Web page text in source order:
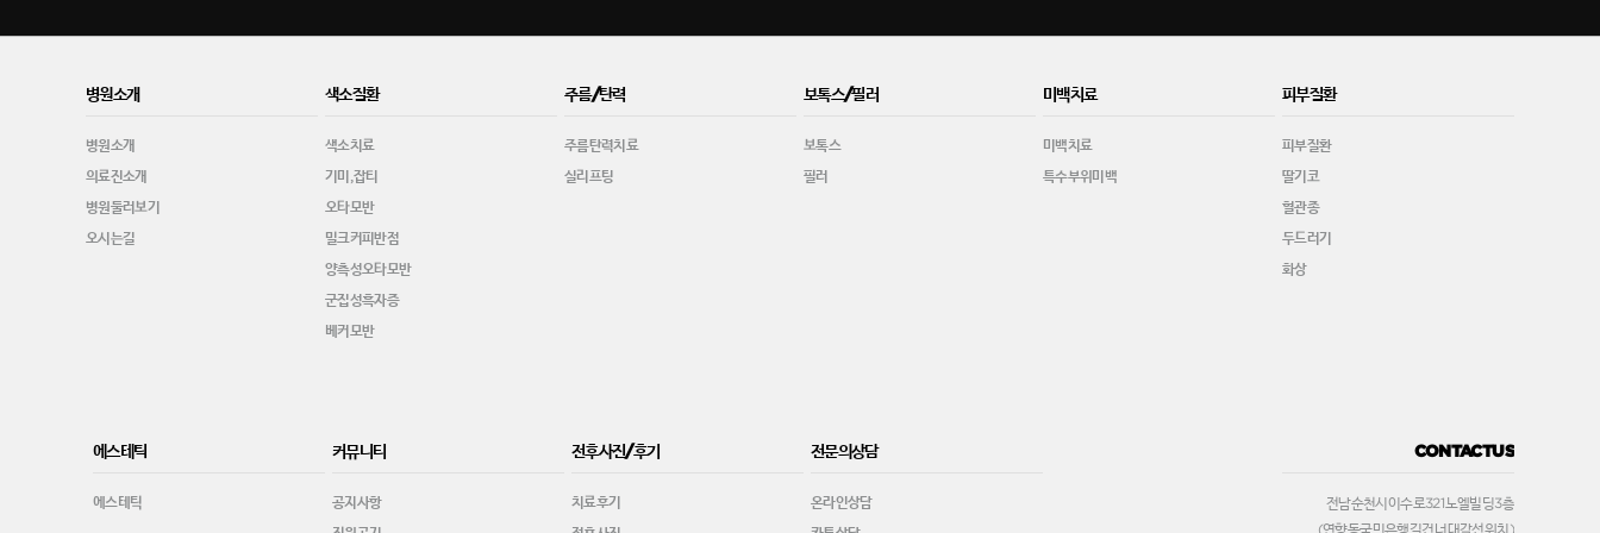
병원소개
병원소개
의료진소개
병원둘러보기
오시는길
색소질환
색소치료
기미,잡티
오타모반
밀크커피반점
양측성오타모반
군집성흑자증
베커모반
주름/탄력
주름탄력치료
실리프팅
보톡스/필러
보톡스
필러
미백치료
미백치료
특수부위미백
피부질환
피부질환
딸기코
혈관종
두드러기
화상
에스테틱
에스테틱
커뮤니티
공지사항
전후사진/후기
치료후기
전문의상담
온라인상담
CONTACT US
전남 순천시 이수로321 노엘빌딩 3층
(연향동 국민은행 길건너 대각선 위치)